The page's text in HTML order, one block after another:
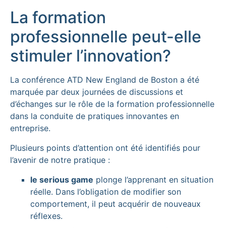
La formation
professionnelle peut-elle
stimuler l’innovation?
La conférence ATD New England de Boston a été
marquée par deux journées de discussions et
d’échanges sur le rôle de la formation professionnelle
dans la conduite de pratiques innovantes en
entreprise.
Plusieurs points d’attention ont été identifiés pour
l’avenir de notre pratique :
le serious game plonge l’apprenant en situation
réelle. Dans l’obligation de modifier son
comportement, il peut acquérir de nouveaux
réflexes.